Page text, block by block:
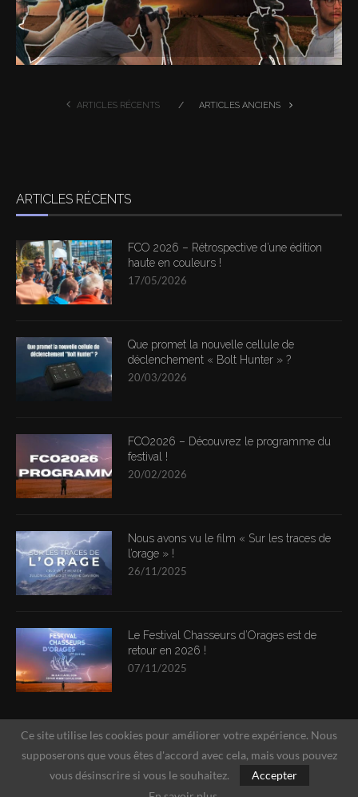
ARTICLES RÉCENTS ARTICLES ANCIENS
ARTICLES RÉCENTS
FCO 2026 – Rétrospective d’une édition
haute en couleurs !
17/05/2026
Que promet la nouvelle cellule de
déclenchement « Bolt Hunter » ?
20/03/2026
FCO2026 – Découvrez le programme du
festival !
20/02/2026
Nous avons vu le film « Sur les traces de
l’orage » !
26/11/2025
Le Festival Chasseurs d’Orages est de
retour en 2026 !
07/11/2025
Ce site utilise les cookies pour améliorer votre expérience. Nous
supposerons que vous êtes d'accord avec cela, mais vous pouvez
vous désinscrire si vous le souhaitez.
Accepter